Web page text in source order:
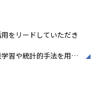
ッドアイディアカンパ
をリードしていただき
習や統計的手法を用い
役割を担っていただき
断的に連携しながら、
いただきます。